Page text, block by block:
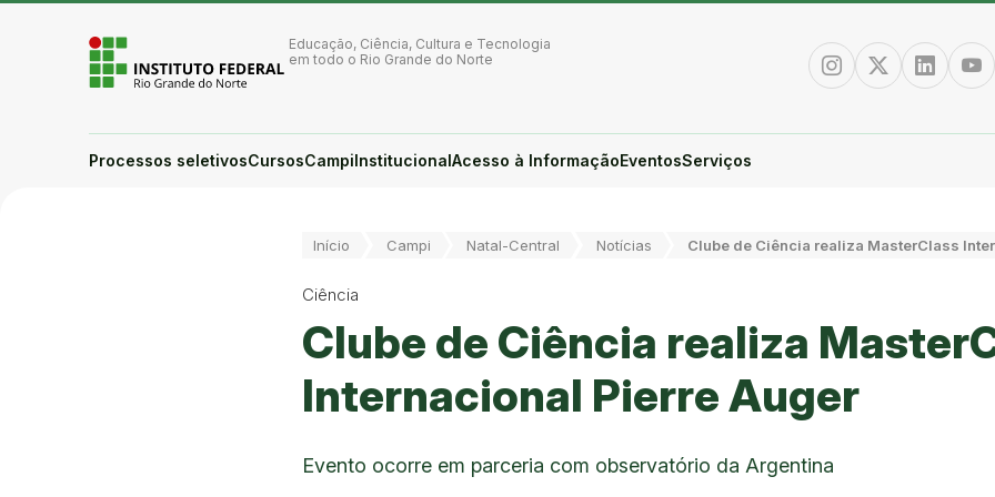
Ir para a página inicial
Ir para a busca
Ir para o menu principal
Ir para o conteúdo
Alto contraste
Login da Área Administrativa
Educação, Ciência, Cultura e Tecnologia
em todo o Rio Grande do Norte
InstagramTwitter/XLinkedin
Processos seletivosCursosCampiInstitucionalAcesso à InformaçãoEventosServiços
Você está aqui:
Início Campi Natal-Central Notícias Clube de Ciência realiza MasterClass
Ciência
Clube de Ciência realiza
Internacional Pierre Auger
Evento ocorre em parceria com observatório da Argentina